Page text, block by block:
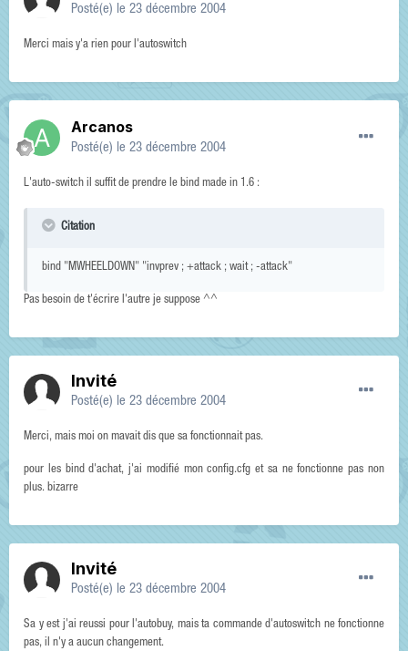
Posté(e) le 23 décembre 2004
Merci mais y'a rien pour l'autoswitch
Arcanos
Posté(e) le 23 décembre 2004
L'auto-switch il suffit de prendre le bind made in 1.6 :
Citation
bind "MWHEELDOWN" "invprev ; +attack ; wait ; -attack"
Pas besoin de t'écrire l'autre je suppose ^^
Invité
Posté(e) le 23 décembre 2004
Merci, mais moi on mavait dis que sa fonctionnait pas.
pour les bind d'achat, j'ai modifié mon config.cfg et sa ne fonctionne pas non
plus. bizarre
Invité
Posté(e) le 23 décembre 2004
Sa y est j'ai reussi pour l'autobuy, mais ta commande d'autoswitch ne fonctionne
pas, il n'y a aucun changement.